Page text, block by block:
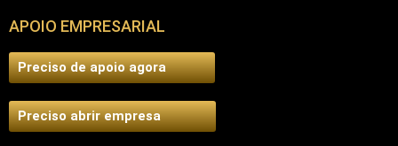
APOIO EMPRESARIAL
Preciso de apoio agora
Preciso abrir empresa